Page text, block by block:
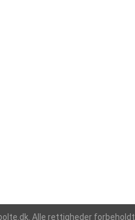
Alle rettigheder forbeholdt.